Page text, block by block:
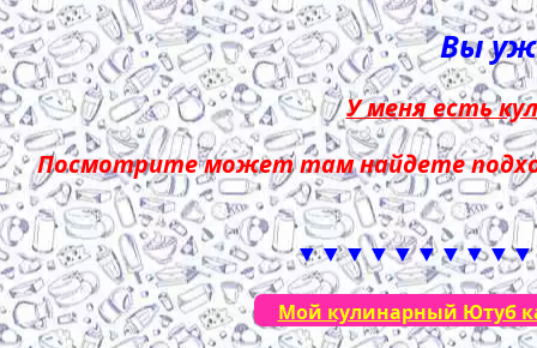
Вы
У меня есть
Посмотрите может там найдете
Мой кулинарный Ютуб